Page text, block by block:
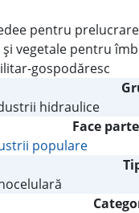
pentru
vegetale pentru
gospodăresc
hidraulice
Face
populare